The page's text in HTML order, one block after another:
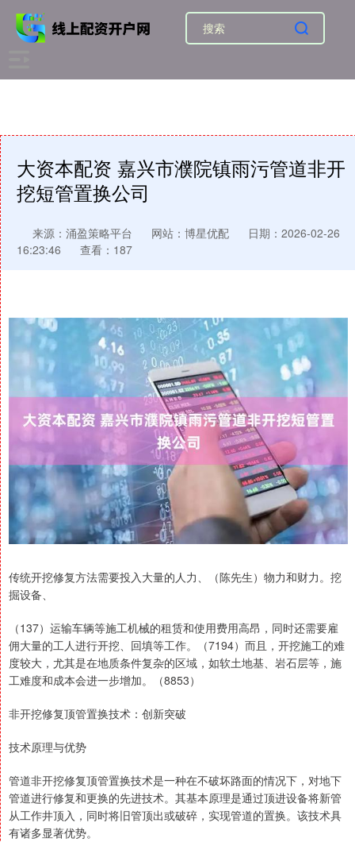
大资本配资 嘉兴市濮院镇雨污管道非开
挖短管置换公司
来源：涌盈策略平台 网站：博星优配
日期：2026-02-26
16:23:46
查看：187
传统开挖修复方法需要投入大量的人力、（陈先生）物力和财力。挖
掘设备、
（137）运输车辆等施工机械的租赁和使用费用高昂，同时还需要雇
佣大量的工人进行开挖、回填等工作。（7194）而且，开挖施工的难
度较大，尤其是在地质条件复杂的区域，如软土地基、岩石层等，施
工难度和成本会进一步增加。（8853）
非开挖修复顶管置换技术：创新突破
技术原理与优势
管道非开挖修复顶管置换技术是一种在不破坏路面的情况下，对地下
管道进行修复和更换的先进技术。其基本原理是通过顶进设备将新管
从工作井顶入，同时将旧管顶出或破碎，实现管道的置换。该技术具
有诸多显著优势。